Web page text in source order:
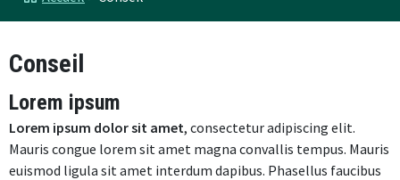
Conseil
Lorem ipsum
Lorem ipsum dolor sit amet, consectetur adipiscing elit.
Mauris congue lorem sit amet magna convallis tempus. Mauris
euismod ligula sit amet interdum dapibus. Phasellus faucibus